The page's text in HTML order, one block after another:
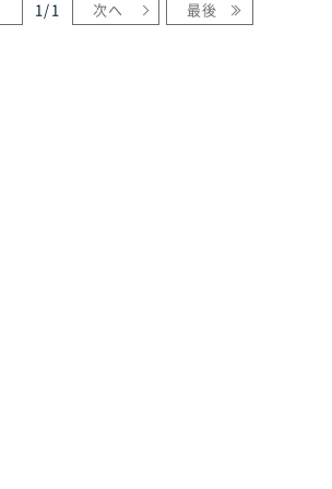
1/1 次へ 最後